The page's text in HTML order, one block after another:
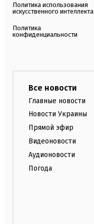
Политика использования
искусственного интеллекта
Политика
конфиденциальности
Все новости
Главные новости
Новости Украины
Прямой эфир
Видеоновости
Аудионовости
Погода